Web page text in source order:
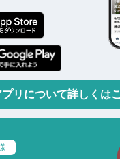
プリについて詳しくは